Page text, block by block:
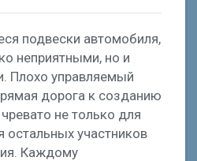
подвески автомобиля,
неприятными, но и
Плохо управляемый
дорога к созданию
не только для
остальных участников
Каждому